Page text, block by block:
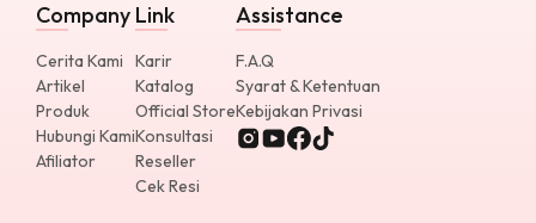
Company
Cerita Kami
Artikel
Produk
Hubungi Kami
Afiliator
Link
Karir
Katalog
Official Store
Konsultasi
Reseller
Cek Resi
Assistance
F.A.Q
Syarat & Ketentuan
Kebijakan Privasi